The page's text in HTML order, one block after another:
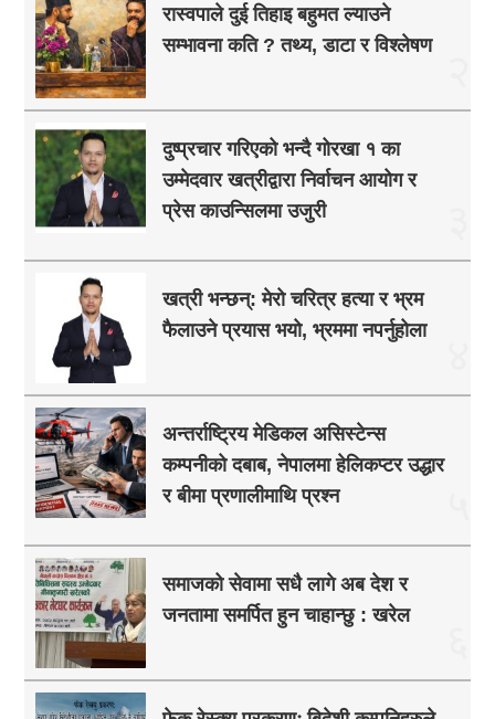
रास्वपाले दुई तिहाइ बहुमत ल्याउने
सम्भावना कति ? तथ्य, डाटा र विश्लेषण
दुष्प्रचार गरिएको भन्दै गोरखा १ का
उम्मेदवार खत्रीद्वारा निर्वाचन आयोग र
प्रेस काउन्सिलमा उजुरी
खत्री भन्छन्: मेरो चरित्र हत्या र भ्रम
फैलाउने प्रयास भयो, भ्रममा नपर्नुहोला
अन्तर्राष्ट्रिय मेडिकल असिस्टेन्स
कम्पनीको दबाब, नेपालमा हेलिकप्टर उद्धार
र बीमा प्रणालीमाथि प्रश्न
समाजको सेवामा सधै लागे अब देश र
जनतामा समर्पित हुन चाहान्छु : खरेल